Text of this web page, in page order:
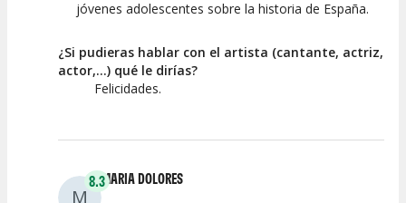
jóvenes adolescentes sobre la historia de España.
¿Si pudieras hablar con el artista (cantante, actriz,
actor,...) qué le dirías?
Felicidades.
M
8.3MARIA DOLORES